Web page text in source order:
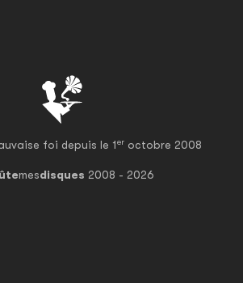
foi depuis le 1er octobre 2008
mesdisques 2008 - 2026